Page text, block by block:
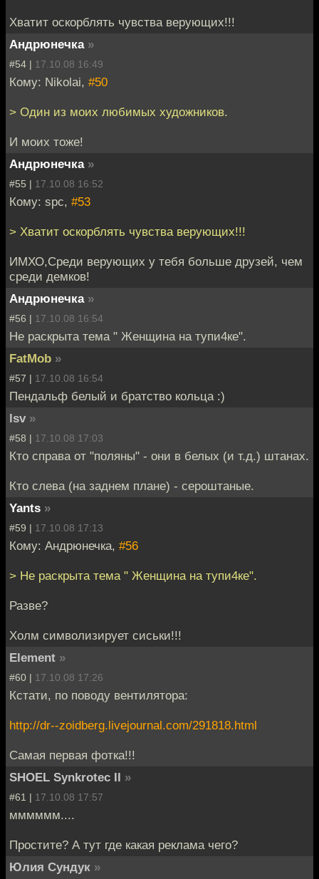
Хватит оскорблять чувства верующих!!!
Андрюнечка »
#54 | 17.10.08 16:49
Кому: Nikolai, #50
> Один из моих любимых художников.
И моих тоже!
Андрюнечка »
#55 | 17.10.08 16:52
Кому: spc, #53
> Хватит оскорблять чувства верующих!!!
ИМХО,Среди верующих у тебя больше друзей, чем
среди демков!
Андрюнечка »
#56 | 17.10.08 16:54
Не раскрыта тема " Женщина на тупи4ке".
FatMob »
#57 | 17.10.08 16:54
Пендальф белый и братство кольца :)
lsv »
#58 | 17.10.08 17:03
Кто справа от "поляны" - они в белых (и т.д.) штанах.
Кто слева (на заднем плане) - сероштаные.
Yants »
#59 | 17.10.08 17:13
Кому: Андрюнечка, #56
> Не раскрыта тема " Женщина на тупи4ке".
Разве?
Холм символизирует сиськи!!!
Element »
#60 | 17.10.08 17:26
Кстати, по поводу вентилятора:
http://dr--zoidberg.livejournal.com/291818.html
Самая первая фотка!!!
SHOEL Synkrotec II »
#61 | 17.10.08 17:57
мммммм....
Простите? А тут где какая реклама чего?
Юлия Сундук »